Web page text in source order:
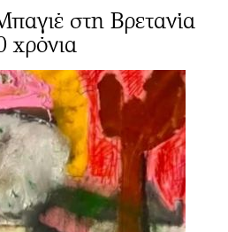
στη Βρετανία
χρόνια